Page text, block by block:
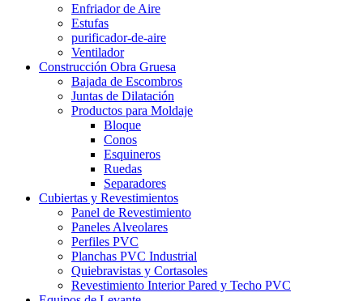
Enfriador de Aire
Estufas
purificador-de-aire
Ventilador
Construcción Obra Gruesa
Bajada de Escombros
Juntas de Dilatación
Productos para Moldaje
Bloque
Conos
Esquineros
Ruedas
Separadores
Cubiertas y Revestimientos
Panel de Revestimiento
Paneles Alveolares
Perfiles PVC
Planchas PVC Industrial
Quiebravistas y Cortasoles
Revestimiento Interior Pared y Techo PVC